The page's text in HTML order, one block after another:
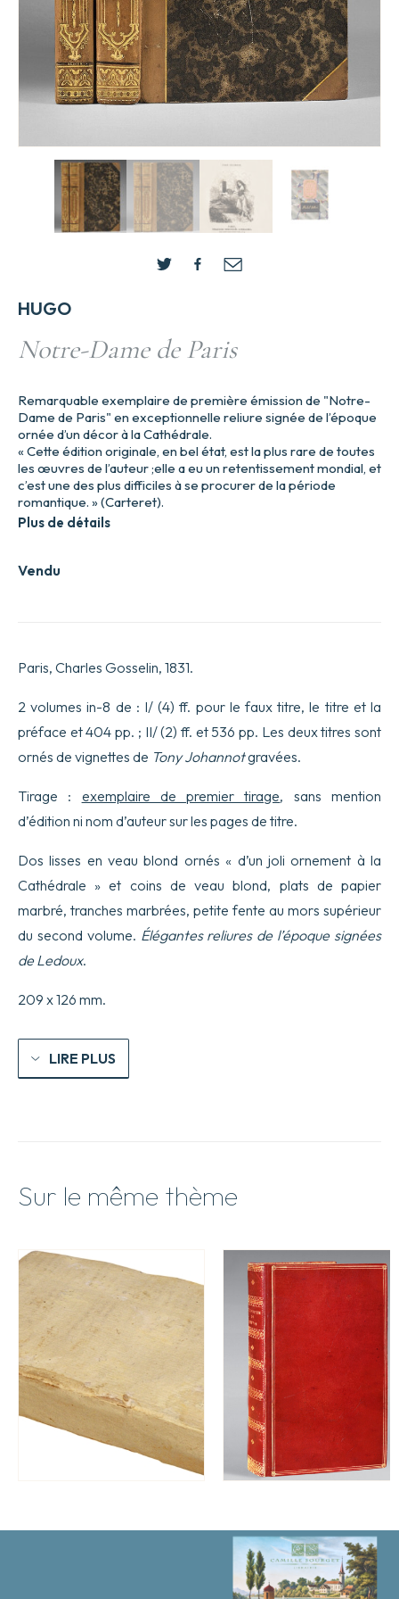
HUGO
Notre-Dame de Paris
Vendu
Remarquable exemplaire de première émission de "Notre-
Dame de Paris" en exceptionnelle reliure signée de l’époque
ornée d’un décor à la Cathédrale.
« Cette édition originale, en bel état, est la plus rare de toutes
les œuvres de l’auteur ;elle a eu un retentissement mondial, et
c’est une des plus difficiles à se procurer de la période
romantique. » (Carteret).
Plus de détails
Paris, Charles Gosselin, 1831.
2 volumes in-8 de : I/ (4) ff. pour le faux titre, le titre et la
préface et 404 pp. ; II/ (2) ff. et 536 pp. Les deux titres sont
ornés de vignettes de Tony Johannotgravées.
Tirage : exemplaire de premier tirage, sans mention
d’édition ni nom d’auteur sur les pages de titre.
Dos lisses en veau blond ornés « d’un joli ornement à la
Cathédrale » et coins de veau blond, plats de papier
marbré, tranches marbrées, petite fente au mors supérieur
du second volume. Élégantes reliures de l’époque signées
de Ledoux.
209 x 126 mm.
LIRE PLUS
Sur le même thème